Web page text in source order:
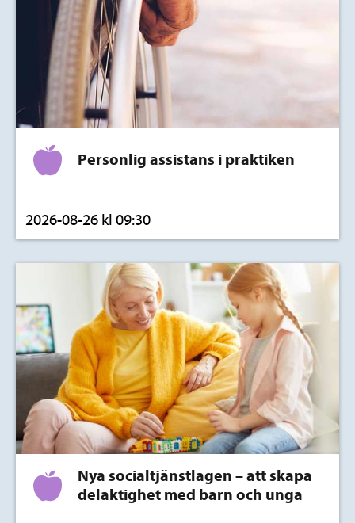
Personlig assistans i praktiken
2026-08-26 kl 09:30
Nya socialtjänstlagen – att skapa
delaktighet med barn och unga